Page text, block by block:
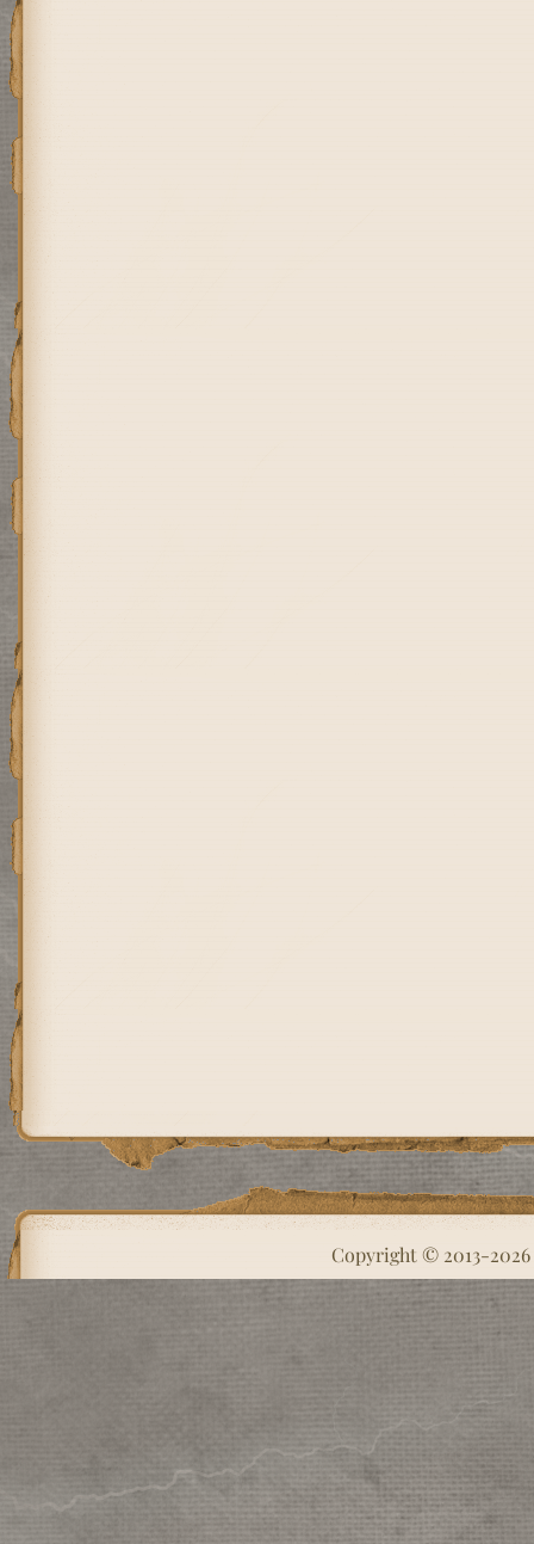
Copyright © 2013-2026